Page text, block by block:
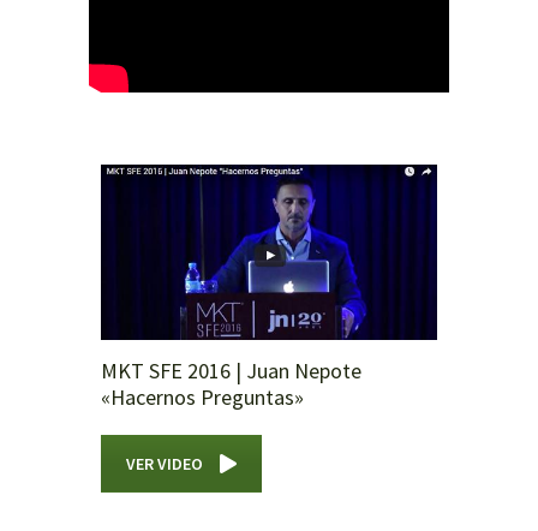
MKT SFE 2016 | Juan Nepote
«Hacernos Preguntas»
VER VIDEO